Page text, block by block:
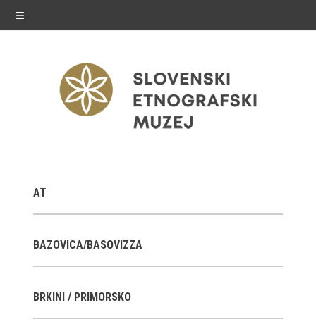
≡
Stalne razstave
Občasne razstave
E-razstave
AT
BAZOVICA/BASOVIZZA
BRKINI / PRIMORSKO